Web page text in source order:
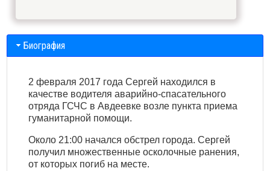
Биография
2 февраля 2017 года Сергей находился в
качестве водителя аварийно-спасательного
отряда ГСЧС в Авдеевке возле пункта приема
гуманитарной помощи.
Около 21:00 начался обстрел города. Сергей
получил множественные осколочные ранения,
от которых погиб на месте.